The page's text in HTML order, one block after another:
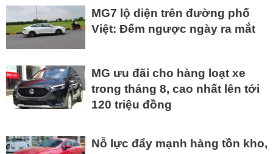
MG7 lộ diện trên đường phố
Việt: Đếm ngược ngày ra mắt
MG ưu đãi cho hàng loạt xe
trong tháng 8, cao nhất lên tới
120 triệu đồng
Nỗ lực đẩy mạnh hàng tồn kho,